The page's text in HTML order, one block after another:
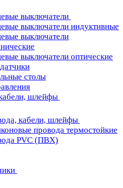
выключатели
выключатели индуктивные
выключатели
выключатели оптические
столы
шлейфы
кабели, шлейфы
провода термостойкие
PVC (ПВХ)